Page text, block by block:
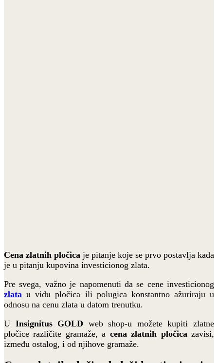
Cena zlatnih pločica je pitanje koje se prvo postavlja kada
je u pitanju kupovina investicionog zlata.
Pre svega, važno je napomenuti da se cene investicionog
zlata u vidu pločica ili polugica konstantno ažuriraju u
odnosu na cenu zlata u datom trenutku.
U Insignitus GOLD web shop-u možete kupiti zlatne
pločice različite gramaže, a cena zlatnih pločicazavisi,
između ostalog, i od njihove gramaže.